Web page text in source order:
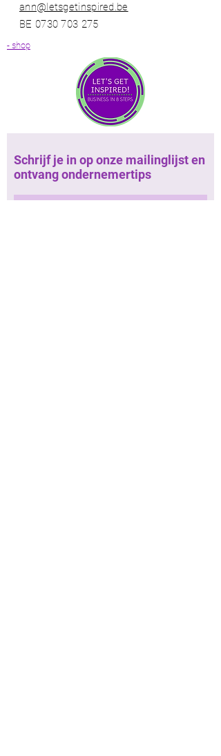
ann@letsgetinspired.be
BE 0730 703 275
- shop
Schrijf je in op onze mailinglijst en
ontvang ondernemertips